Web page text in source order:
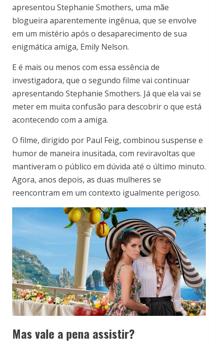
apresentou Stephanie Smothers, uma mãe
blogueira aparentemente ingênua, que se envolve
em um mistério após o desaparecimento de sua
enigmática amiga, Emily Nelson.
E é mais ou menos com essa essência de
investigadora, que o segundo filme vai continuar
apresentando Stephanie Smothers. Já que ela vai se
meter em muita confusão para descobrir o que está
acontecendo com a amiga.
O filme, dirigido por Paul Feig, combinou suspense e
humor de maneira inusitada, com reviravoltas que
mantiveram o público em dúvida até o último minuto.
Agora, anos depois, as duas mulheres se
reencontram em um contexto igualmente perigoso.
Mas vale a pena assistir?